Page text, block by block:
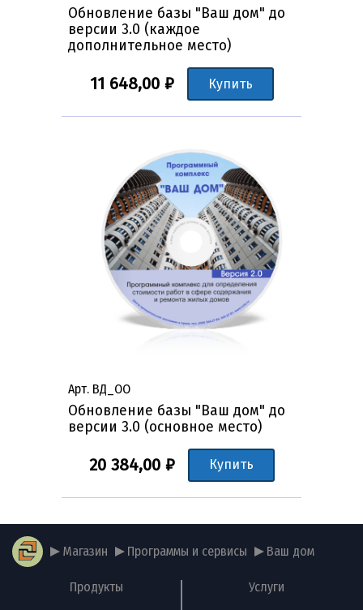
Обновление базы "Ваш дом" до
версии 3.0 (каждое
дополнительное место)
11 648,00 ₽ Купить
Арт. ВД_ОО
Обновление базы "Ваш дом" до
версии 3.0 (основное место)
20 384,00 ₽ Купить
Магазин Программы и сервисы Ваш дом
Продукты Услуги